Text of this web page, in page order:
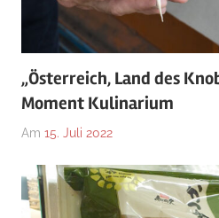
„Österreich, Land des
Moment Kulinarium
Am 15. Juli 2022